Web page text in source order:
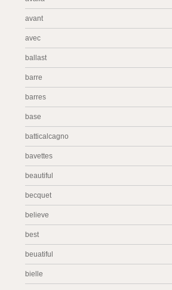
avant
avec
ballast
barre
barres
base
batticalcagno
bavettes
beautiful
becquet
believe
best
beuatiful
bielle